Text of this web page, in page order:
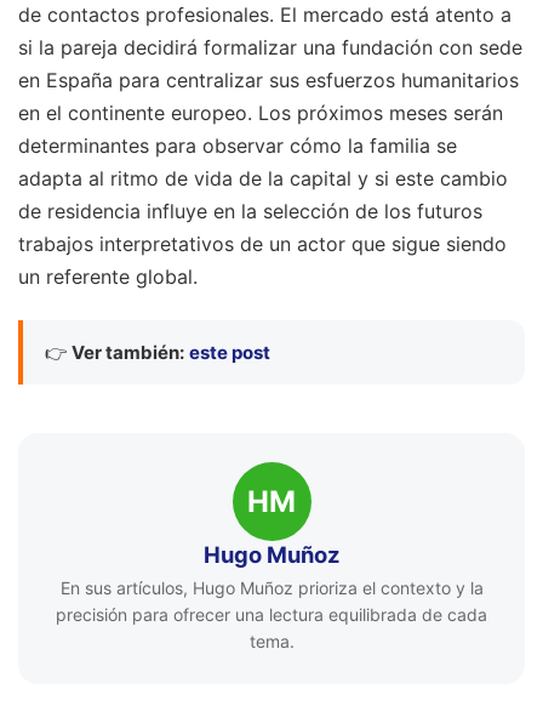
de contactos profesionales. El mercado está atento a
si la pareja decidirá formalizar una fundación con sede
en España para centralizar sus esfuerzos humanitarios
en el continente europeo. Los próximos meses serán
determinantes para observar cómo la familia se
adapta al ritmo de vida de la capital y si este cambio
de residencia influye en la selección de los futuros
trabajos interpretativos de un actor que sigue siendo
un referente global.
👉 Ver también: este post
HM
Hugo Muñoz
En sus artículos, Hugo Muñoz prioriza el contexto y la
precisión para ofrecer una lectura equilibrada de cada
tema.